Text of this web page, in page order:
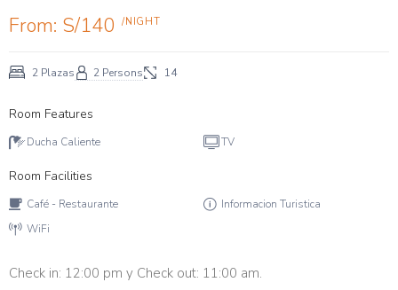
From: S/140 /NIGHT
2 Plazas 2 Persons 14
Room Features
Ducha Caliente TV
Room Facilities
Café - Restaurante
Informacion Turistica
WiFi
Check in: 12:00 pm y Check out: 11:00 am.